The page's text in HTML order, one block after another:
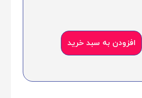
افزودن به سبد خرید